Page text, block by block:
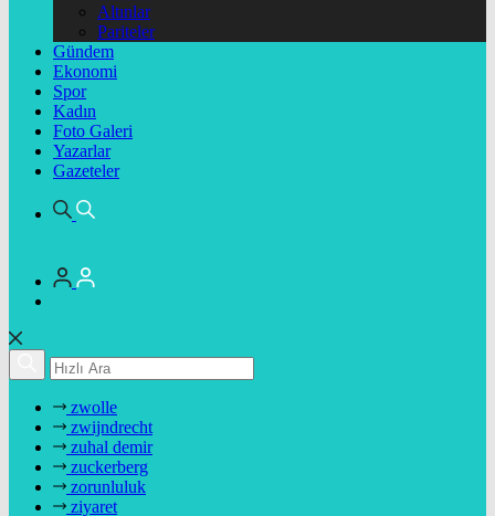
Altınlar
Pariteler
Gündem
Ekonomi
Spor
Kadın
Foto Galeri
Yazarlar
Gazeteler
zwolle
zwijndrecht
zuhal demir
zuckerberg
zorunluluk
ziyaret